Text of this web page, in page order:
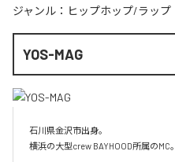
ジャンル： ヒップホップ/ラップ
YOS-MAG
石川県金沢市出身。
横浜の大型crew BAYHOOD所属のMC。